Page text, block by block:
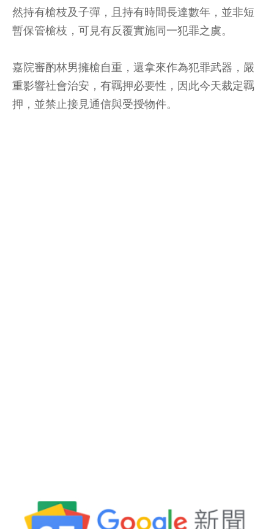
然持有槍枝及子彈，且持有時間長達數年，並非短
暫保管槍枝，可見有反覆實施同一犯罪之虞。
嘉院審酌林男擁槍自重，還拿來作為犯罪武器，嚴
重影響社會治安，有羈押必要性，因此今天裁定羈
押，並禁止接見通信與受授物件。